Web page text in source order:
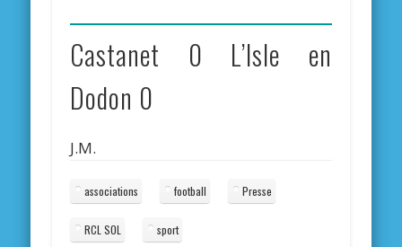
Castanet 0 L’Isle en
Dodon 0
J.M.
associations football Presse
RCL SOL sport